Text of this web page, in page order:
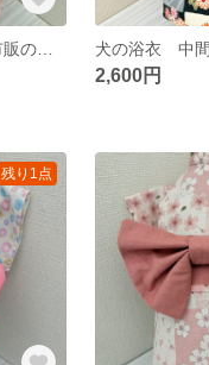
2,600円
残り1点